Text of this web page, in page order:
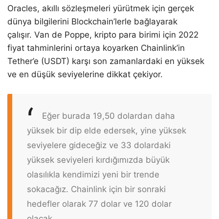
Oracles, akıllı sözleşmeleri yürütmek için gerçek
dünya bilgilerini Blockchain’lerle bağlayarak
çalışır. Van de Poppe, kripto para birimi için 2022
fiyat tahminlerini ortaya koyarken Chainlink’in
Tether’e (USDT) karşı son zamanlardaki en yüksek
ve en düşük seviyelerine dikkat çekiyor.
Eğer burada 19,50 dolardan daha
yüksek bir dip elde edersek, yine yüksek
seviyelere gideceğiz ve 33 dolardaki
yüksek seviyeleri kırdığımızda büyük
olasılıkla kendimizi yeni bir trende
sokacağız. Chainlink için bir sonraki
hedefler olarak 77 dolar ve 120 dolar